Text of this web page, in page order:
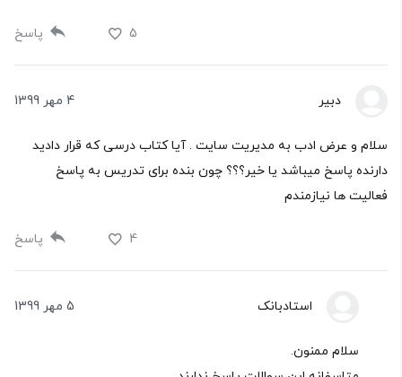
5 پاسخ
دبیر 4 مهر 1399
سلام و عرض ادب به مدیریت سایت . آیا کتاب درسی که قرار دادید
دارنده پاسخ میباشد یا خیر؟؟؟ چون بنده برای تدریس به پاسخ
فعالیت ها نیازمندم
4 پاسخ
استادبانک 5 مهر 1399
سلام ممنون.